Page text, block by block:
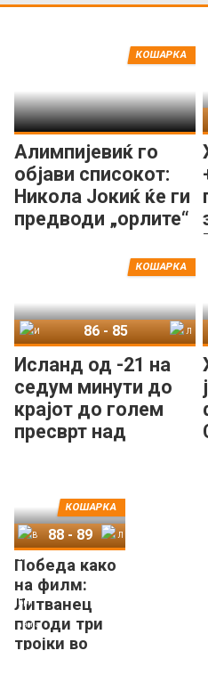
Алимпијевиќ го
објави списокот:
Никола Јокиќ ќе ги
предводи „орлите“
КОШАРКА
Исланд од -21 на
седум минути до
крајот до голем
пресврт над
КОШАРКА
86-85
Победа како
на филм:
Литванец
погоди три
тројки во
КОШАРКА
Велика Британија
88 - 89
Литванија